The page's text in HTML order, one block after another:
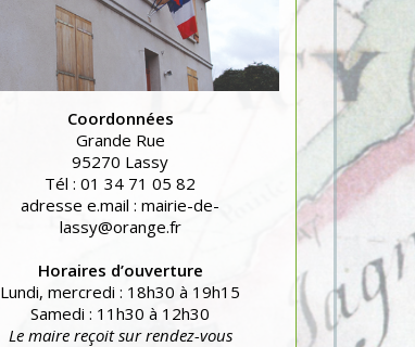
Coordonnées
Grande Rue
95270 Lassy
Tél : 01 34 71 05 82
adresse e.mail : mairie-de-
lassy@orange.fr
Horaires d’ouverture
Lundi, mercredi : 18h30 à 19h15
Samedi : 11h30 à 12h30
Le maire reçoit sur rendez-vous